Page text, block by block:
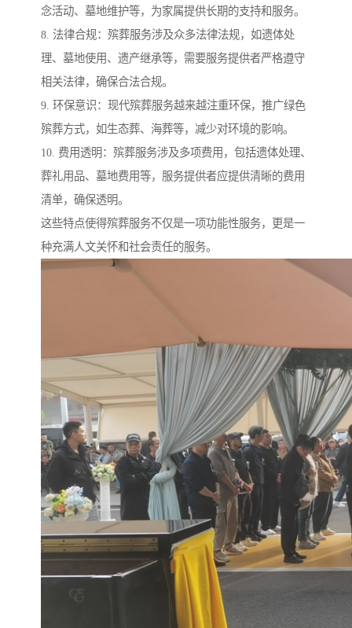
念活动、墓地维护等，为家属提供长期的支持和服务。
8. 法律合规：殡葬服务涉及众多法律法规，如遗体处
理、墓地使用、遗产继承等，需要服务提供者严格遵守
相关法律，确保合法合规。
9. 环保意识：现代殡葬服务越来越注重环保，推广绿色
殡葬方式，如生态葬、海葬等，减少对环境的影响。
10. 费用透明：殡葬服务涉及多项费用，包括遗体处理、
葬礼用品、墓地费用等，服务提供者应提供清晰的费用
清单，确保透明。
这些特点使得殡葬服务不仅是一项功能性服务，更是一
种充满人文关怀和社会责任的服务。